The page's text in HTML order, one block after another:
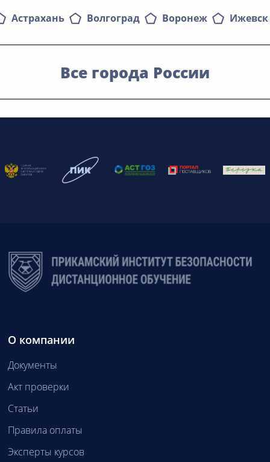
Астрахань Волгоград Воронеж Ижевск
Все города России
О компании
Документы
Акт проверки
Статьи
Правила оплаты
Эксперты курсов